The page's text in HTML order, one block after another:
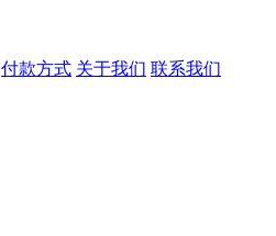
付款方式 关于我们 联系我们